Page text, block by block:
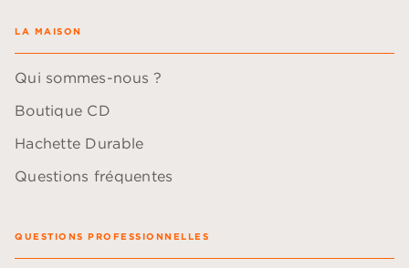
LA MAISON
Qui sommes-nous ?
Boutique CD
Hachette Durable
Questions fréquentes
QUESTIONS PROFESSIONNELLES